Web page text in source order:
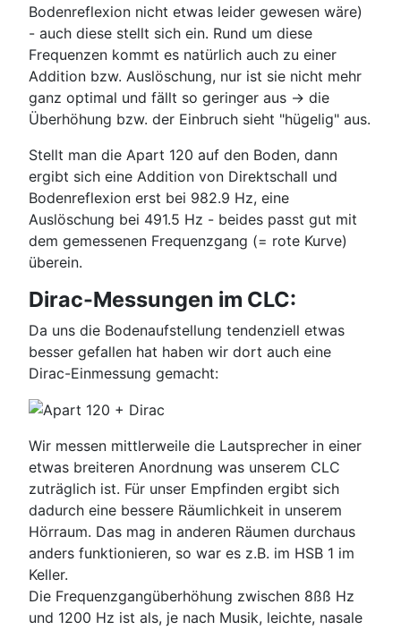
Bodenreflexion nicht etwas leider gewesen wäre)
- auch diese stellt sich ein. Rund um diese
Frequenzen kommt es natürlich auch zu einer
Addition bzw. Auslöschung, nur ist sie nicht mehr
ganz optimal und fällt so geringer aus -> die
Überhöhung bzw. der Einbruch sieht "hügelig" aus.
Stellt man die Apart 120 auf den Boden, dann
ergibt sich eine Addition von Direktschall und
Bodenreflexion erst bei 982.9 Hz, eine
Auslöschung bei 491.5 Hz - beides passt gut mit
dem gemessenen Frequenzgang (= rote Kurve)
überein.
Dirac-Messungen im CLC:
Da uns die Bodenaufstellung tendenziell etwas
besser gefallen hat haben wir dort auch eine
Dirac-Einmessung gemacht:
Wir messen mittlerweile die Lautsprecher in einer
etwas breiteren Anordnung was unserem CLC
zuträglich ist. Für unser Empfinden ergibt sich
dadurch eine bessere Räumlichkeit in unserem
Hörraum. Das mag in anderen Räumen durchaus
anders funktionieren, so war es z.B. im HSB 1 im
Keller.
Die Frequenzgangüberhöhung zwischen 8ßß Hz
und 1200 Hz ist als, je nach Musik, leichte, nasale